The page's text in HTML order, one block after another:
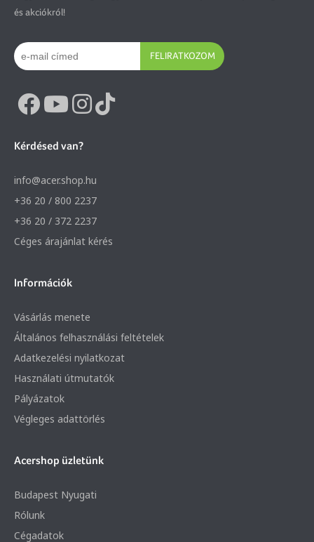
és akciókról!
FELIRATKOZOM
Kérdésed van?
info@acer.shop.hu
+36 20 / 800 2237
+36 20 / 372 2237
Céges árajánlat kérés
Információk
Vásárlás menete
Általános felhasználási feltételek
Adatkezelési nyilatkozat
Használati útmutatók
Pályázatok
Végleges adattörlés
Acershop üzletünk
Budapest Nyugati
Rólunk
Cégadatok